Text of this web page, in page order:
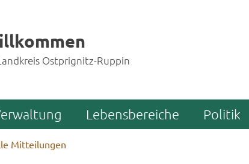
Ostprignitz-Ruppin
Lebensbereiche Politik
Mitteilungen